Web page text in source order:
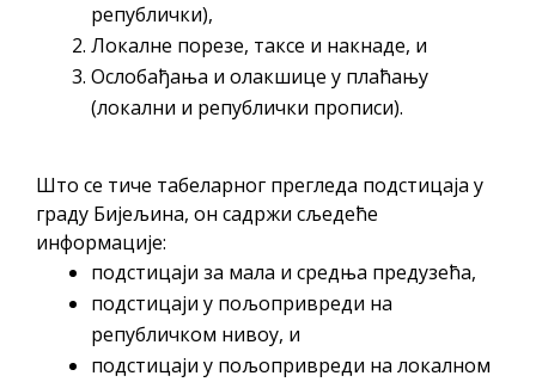
републички),
Локалне порезе, таксе и накнаде, и
Ослобађања и олакшице у плаћању
(локални и републички прописи).
Што се тиче табеларног прегледа подстицаја у
граду Бијељина, он садржи сљедеће
информације:
подстицаји за мала и средња предузећа,
подстицаји у пољопривреди на
републичком нивоу, и
подстицаји у пољопривреди на локалном